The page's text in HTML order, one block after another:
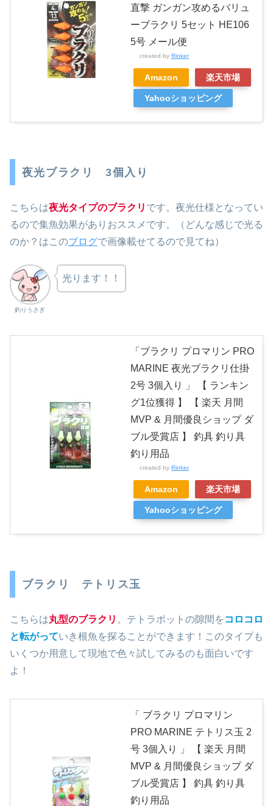
直撃 ガンガン攻めるバリュ
ーブラクリ 5セット HE106
5号 メール便
created by Rinker
Amazon 楽天市場
Yahooショッピング
夜光ブラクリ 3個入り
こちらは夜光タイプのブラクリ です。夜光仕様となってい
るので集魚効果がありおススメです。（どんな感じで光る
のか？はこのブログで画像載せてるので見てね）
釣りうさぎ
光ります！！
「ブラクリ プロマリン PRO
MARINE 夜光ブラクリ仕掛
2号 3個入り 」 【 ランキン
グ1位獲得 】 【 楽天 月間
MVP & 月間優良ショップ ダ
ブル受賞店 】 釣具 釣り具
釣り用品
created by Rinker
Amazon 楽天市場
Yahooショッピング
ブラクリ テトリス玉
こちらは丸型のブラクリ 。テトラポットの隙間を コロコロ
と転がっていき根魚を探ることができます！このタイプも
いくつか用意して現地で色々試してみるのも面白いです
よ！
「 ブラクリ プロマリン
PRO MARINE テトリス玉 2
号 3個入り 」 【 楽天 月間
MVP & 月間優良ショップ ダ
ブル受賞店 】 釣具 釣り具
釣り用品